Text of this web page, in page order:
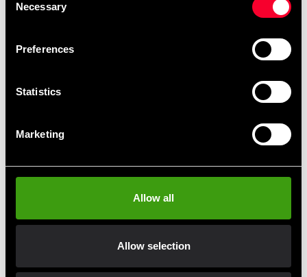
Selection
Necessary
Preferences
Statistics
Marketing
Allow all
Allow selection
Adidas Hybrid 150 Focus
Adidas Curved Punch Mitts
1 295 SEK